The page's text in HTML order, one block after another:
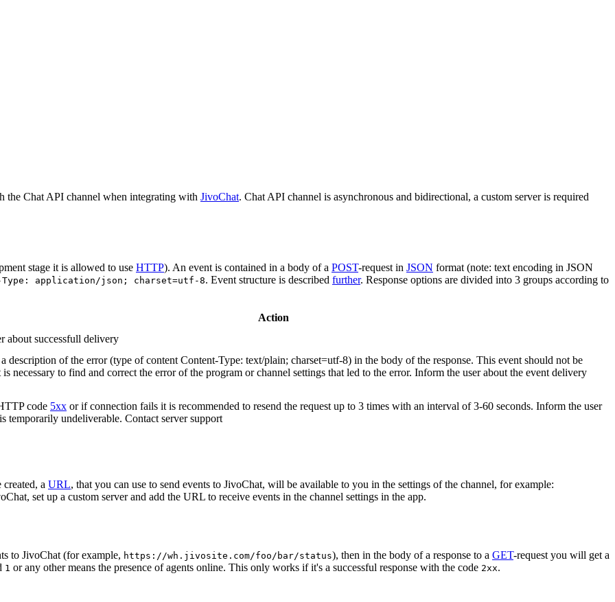
the Chat API channel when integrating with JivoChat. Chat API channel is asynchronous and bidirectional, a custom server is required
stage it is allowed to use HTTP). An event is contained in a body of a POST-request in JSON format (note: text encoding in JSON
Type: application/json; charset=utf-8. Event structure is described further. Response options are divided into 3 groups according to
Action
about successfull delivery
description of the error (type of content Content-Type: text/plain; charset=utf-8) in the body of the response. This event should not be
necessary to find and correct the error of the program or channel settings that led to the error. Inform the user about the event delivery
code 5xx or if connection fails it is recommended to resend the request up to 3 times with an interval of 3-60 seconds. Inform the user
temporarily undeliverable. Contact server support
created, a URL, that you can use to send events to JivoChat, will be available to you in the settings of the channel, for example:
set up a custom server and add the URL to receive events in the channel settings in the app.
to JivoChat (for example, https://wh.jivosite.com/foo/bar/status), then in the body of a response to a GET-request you will get a
1 or any other means the presence of agents online. This only works if it's a successful response with the code 2xx.